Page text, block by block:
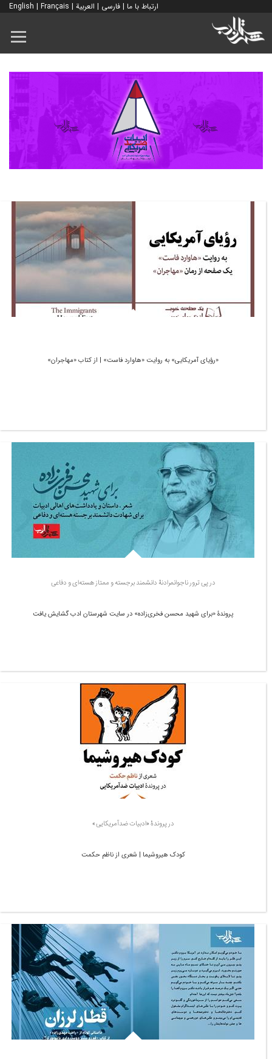
ارتباط با ما | فارسی | العربية |
English | Français
«رؤیای آمریکایی» به روایت «هاوارد فاست» | از کتاب «مهاجران»
در پی ترور ناجوانمرادنۀ دانشمند برجسته و ممتاز هسته‌ای و دفاعی
پروندۀ «برای شهید محسن فخری‌زاده» در سایت شهرستان ادب گشایش یافت
در پروندۀ «ادبیات ضدآمریکایی»
کودک هیروشیما | شعری از ناظم حکمت